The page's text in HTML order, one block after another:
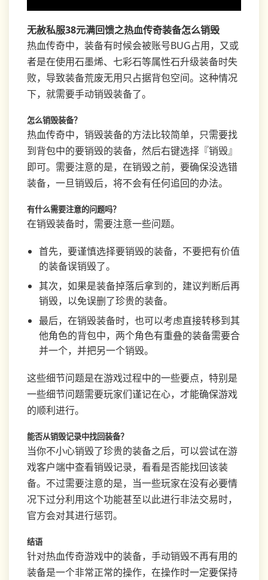
无赦私服38元满回馈之热血传奇装备怎么销毁
热血传奇中，装备有时候会被账号BUG占用，又或
者是在使用石墨烯、七彩石等属性石升级装备时失
败，导致装备荒废无用只占据背包空间。这种情况
下，就需要手动销毁装备了。
怎么销毁装备？
热血传奇中，销毁装备的方法比较简单，只需要找
到背包中的要销毁的装备，然后右键选择『销毁』
即可。需要注意的是，在销毁之前，要确保没选错
装备，一旦销毁后，将不会有任何追回的办法。
有什么需要注意的问题吗？
在销毁装备时，需要注意一些问题。
首先，要谨慎选择要销毁的装备，不要把有价值
的装备误销毁了。
其次，如果是装备掉落后拿到的，建议判断后再
销毁，以免误删了珍贵的装备。
最后，在销毁装备时，也可以考虑直接转移到其
他角色的背包中，两个角色有重叠的装备需要合
并一个，并把另一个销毁。
这些细节问题是在游戏过程中的一些要点，特别是
一些细节问题需要玩家们谨记在心，才能确保游戏
的顺利进行。
能否从销毁记录中找回装备？
当你不小心销毁了珍贵的装备之后，可以尝试在游
戏客户端中查看销毁记录，看看是否能找回该装
备。不过需要注意的是，当一些玩家在没有必要情
况下过分利用这个功能甚至以此进行非法交易时，
官方会对其进行惩罚。
结语
针对热血传奇游戏中的装备，手动销毁不再有用的
装备是一个非常正常的操作，在操作时一定要保持